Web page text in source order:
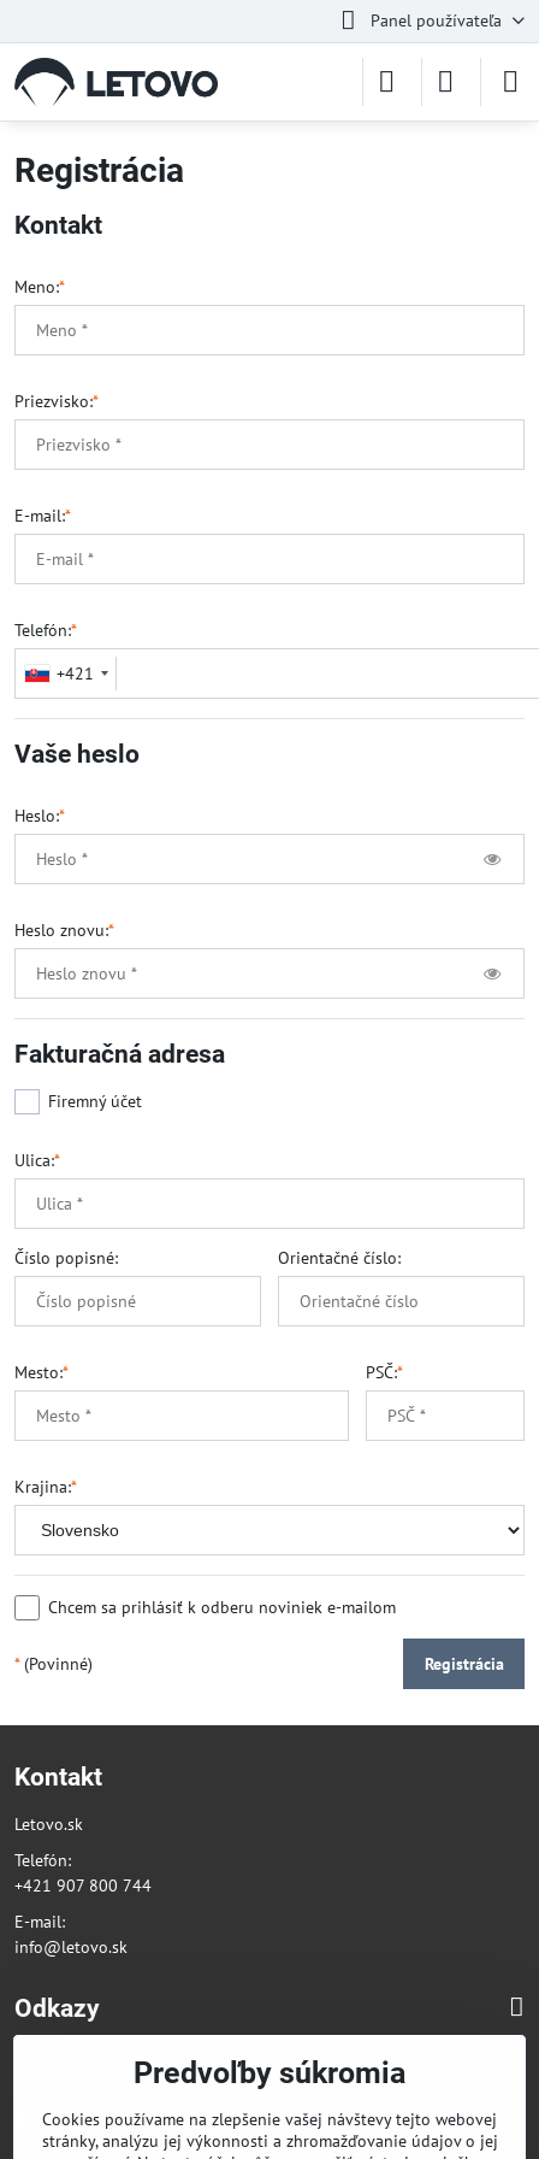
Panel používateľa
Registrácia
Kontakt
Meno:*
Priezvisko:*
E-mail:*
Telefón:*
+421
Vaše heslo
Heslo:*
Heslo znovu:*
Fakturačná adresa
Firemný účet
Ulica:*
Číslo popisné: Orientačné číslo:
Mesto:* PSČ:*
Krajina:*
Chcem sa prihlásiť k odberu noviniek e-mailom
*(Povinné) Registrácia
Kontakt
Letovo.sk
Telefón:
+421 907 800 744
E-mail:
info@letovo.sk
Odkazy
Nájdete nás na sociálnych sieťach
Facebook
Instagram
Predvoľby súkromia
Cookies používame na zlepšenie vašej návštevy tejto webovej
stránky, analýzu jej výkonnosti a zhromažďovanie údajov o jej